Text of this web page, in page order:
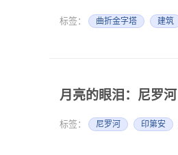
标签： 曲折金字塔 建筑
月亮的眼泪：尼罗河
标签： 尼罗河 印第安